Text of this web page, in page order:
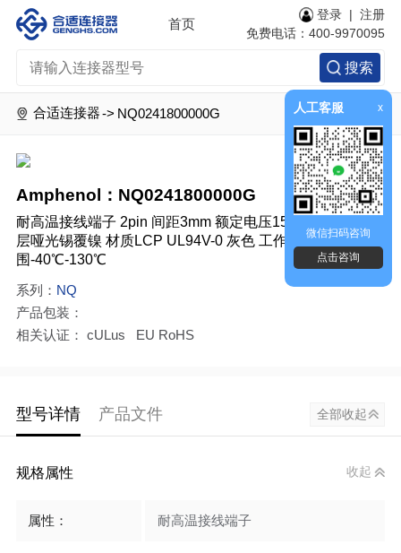
人工客服 x
微信扫码咨询
点击咨询
首页
搜索
登录 |注册
免费电话：400-9970095
合适连接器 -> NQ0241800000G
Amphenol：NQ0241800000G
耐高温接线端子 2pin 间距3mm 额定电压150V 电流3A 镀
层哑光锡覆镍 材质LCP UL94V-0 灰色 工作温度范
围-40℃-130℃
系列： NQ
产品包装：
相关认证： cULus EU RoHS
型号详情 产品文件 全部收起
规格属性 收起
属性： 耐高温接线端子